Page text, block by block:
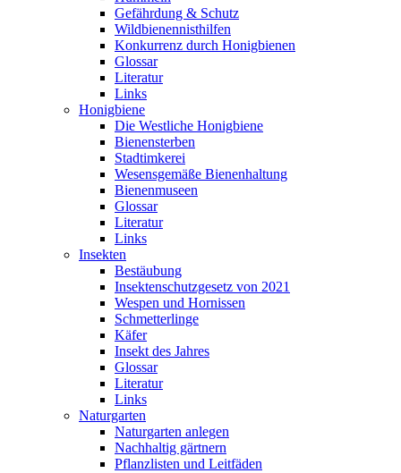
Gefährdung & Schutz
Wildbienennisthilfen
Konkurrenz durch Honigbienen
Glossar
Literatur
Links
Honigbiene
Die Westliche Honigbiene
Bienensterben
Stadtimkerei
Wesensgemäße Bienenhaltung
Bienenmuseen
Glossar
Literatur
Links
Insekten
Bestäubung
Insektenschutzgesetz von 2021
Wespen und Hornissen
Schmetterlinge
Käfer
Insekt des Jahres
Glossar
Literatur
Links
Naturgarten
Naturgarten anlegen
Nachhaltig gärtnern
Pflanzlisten und Leitfäden